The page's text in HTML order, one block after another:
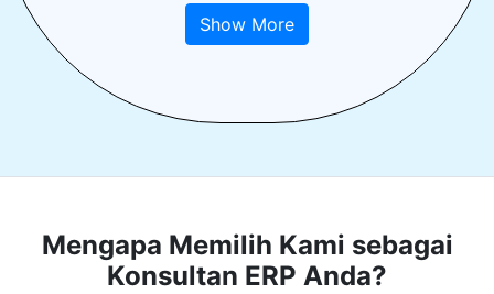
Show More
Mengapa Memilih Kami sebagai
Konsultan ERP Anda?